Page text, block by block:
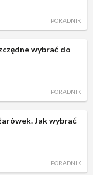
PORADNIK
PORADNIK
wybrać do
PORADNIK
Jak wybrać